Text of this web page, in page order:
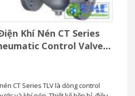
Khí Nén CT Series
Control Valve
CT Series TLV là dòng control